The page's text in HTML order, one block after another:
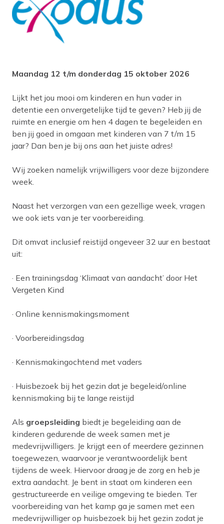
Maandag 12 t/m donderdag 15 oktober 2026
Lijkt het jou mooi om kinderen en hun vader in
detentie een onvergetelijke tijd te geven? Heb jij de
ruimte en energie om hen 4 dagen te begeleiden en
ben jij goed in omgaan met kinderen van 7 t/m 15
jaar? Dan ben je bij ons aan het juiste adres!
Wij zoeken namelijk vrijwilligers voor deze bijzondere
week.
Naast het verzorgen van een gezellige week, vragen
we ook iets van je ter voorbereiding.
Dit omvat inclusief reistijd ongeveer 32 uur en bestaat
uit:
· Een trainingsdag ‘Klimaat van aandacht’ door Het
Vergeten Kind
· Online kennismakingsmoment
· Voorbereidingsdag
· Kennismakingochtend met vaders
· Huisbezoek bij het gezin dat je begeleid/online
kennismaking bij te lange reistijd
Als groepsleiding biedt je begeleiding aan de
kinderen gedurende de week samen met je
medevrijwilligers. Je krijgt een of meerdere gezinnen
toegewezen, waarvoor je verantwoordelijk bent
tijdens de week. Hiervoor draag je de zorg en heb je
extra aandacht. Je bent in staat om kinderen een
gestructureerde en veilige omgeving te bieden. Ter
voorbereiding van het kamp ga je samen met een
medevrijwilliger op huisbezoek bij het gezin zodat je